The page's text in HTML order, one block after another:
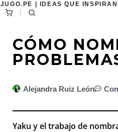
JUGO.PE | IDEAS QUE
CÓMO
Alejandra Ruiz León
Yaku y el trabajo de